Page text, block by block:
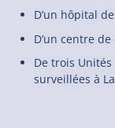
D’un hôpital
D’un centre
De trois Unités
surveillées à